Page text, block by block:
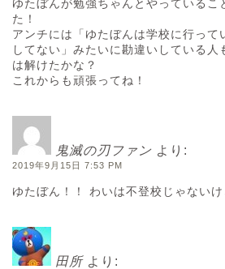
ゆたぼんが勉強ちゃんとやっているこ
た！
アンチには「ゆたぼんは学校に行って
してない」みたいに勘違いしている人
は解けたかな？
これからも頑張ってね！
鬼滅の刃ファン より:
2019年9月15日 7:53 PM
ゆたぼん！！ わいは不登校じゃない
田所 より: